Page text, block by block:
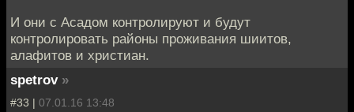
И они с Асадом контролируют и будут
контролировать районы проживания шиитов,
алафитов и христиан.
spetrov »
#33 | 07.01.16 13:48